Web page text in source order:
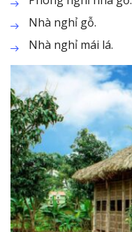
Nhà nghỉ gỗ.
Nhà nghỉ mái lá.